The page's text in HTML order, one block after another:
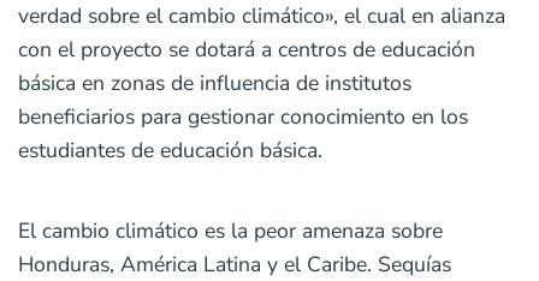
verdad sobre el cambio climático», el cual en alianza
con el proyecto se dotará a centros de educación
básica en zonas de influencia de institutos
beneficiarios para gestionar conocimiento en los
estudiantes de educación básica.
El cambio climático es la peor amenaza sobre
Honduras, América Latina y el Caribe. Sequías